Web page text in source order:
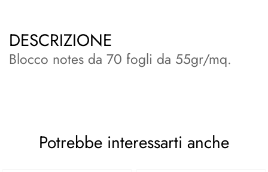
DESCRIZIONE
Blocco notes da 70 fogli da 55gr/mq.
Potrebbe interessarti anche